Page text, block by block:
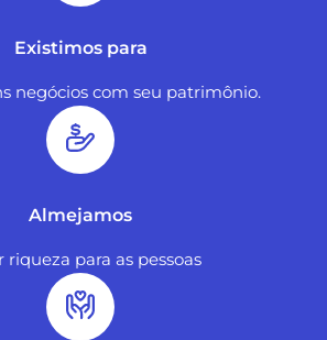
Existimos para
negócios com seu patrimônio.
Almejamos
riqueza para as pessoas